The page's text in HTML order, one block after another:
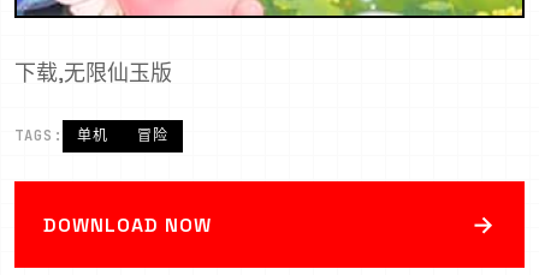
下载,无限仙玉版
TAGS: 单机 冒险
DOWNLOAD NOW →